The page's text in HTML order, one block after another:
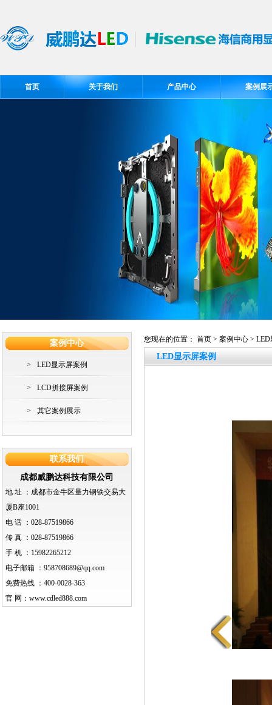
首页 关于我们 产品中心 案例展
案例中心
> LED显示屏案例
> LCD拼接屏案例
> 其它案例展示
联系我们
成都威鹏达科技有限公司
地 址 ： 成都市金牛区量力钢铁交易大
厦B座1001
电 话 ： 028-87519866
传 真 ： 028-87519866
手 机 ： 15982265212
电子邮箱 ： 958708689@qq.com
免费热线 ： 400-0028-363
官 网： www.cdled888.com
您现在的位置： 首页 > 案例中心 >
LED显示屏案例